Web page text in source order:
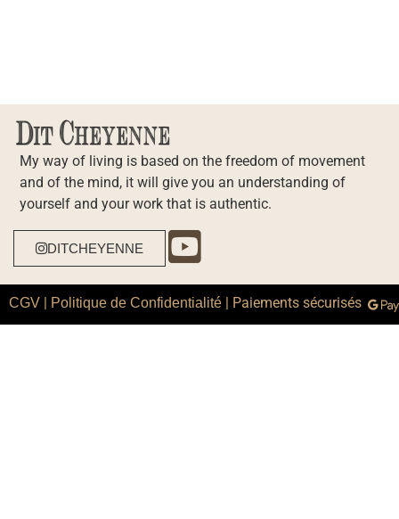
My way of living is based on the freedom of movement
and of the mind, it will give you an understanding of
yourself and your work that is authentic.
DITCHEYENNE
CGV Politique de Confidentialité | Paiements sécurisés